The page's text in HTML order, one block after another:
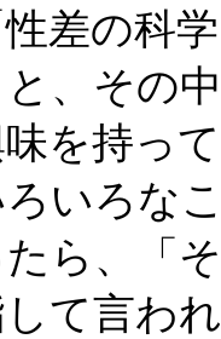
性差の科
と、その
を持っ
ろいろな
たら、「
て言わ